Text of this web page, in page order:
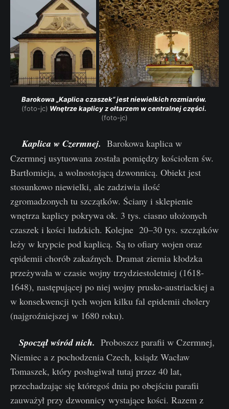
(foto-jc)
(foto-jc)
Kaplica w Czermnej. Barokowa kaplica w
Czermnej usytuowana została pomiędzy kościołem św.
Bartłomieja, a wolnostojącą dzwonnicą. Obiekt jest
stosunkowo niewielki, ale zadziwia ilość
zgromadzonych tu szczątków. Ściany i sklepienie
wnętrza kaplicy pokrywa ok. 3 tys. ciasno ułożonych
czaszek i kości ludzkich. Kolejne 20–30 tys. szczątków
leży w krypcie pod kaplicą. Są to ofiary wojen oraz
epidemii chorób zakaźnych. Dramat ziemia kłodzka
przeżywała w czasie wojny trzydziestoletniej (1618-
1648), następującej po niej wojny prusko-austriackiej a
w konsekwencji tych wojen kilku fal epidemii cholery
(najgroźniejszej w 1680 roku).
Spoczął wśród nich. Proboszcz parafii w Czermnej,
Niemiec a z pochodzenia Czech, ksiądz Wacław
Tomaszek, który posługiwał tutaj przez 40 lat,
przechadzając się któregoś dnia po obejściu parafii
zauważył przy dzwonnicy wystające kości. Razem z